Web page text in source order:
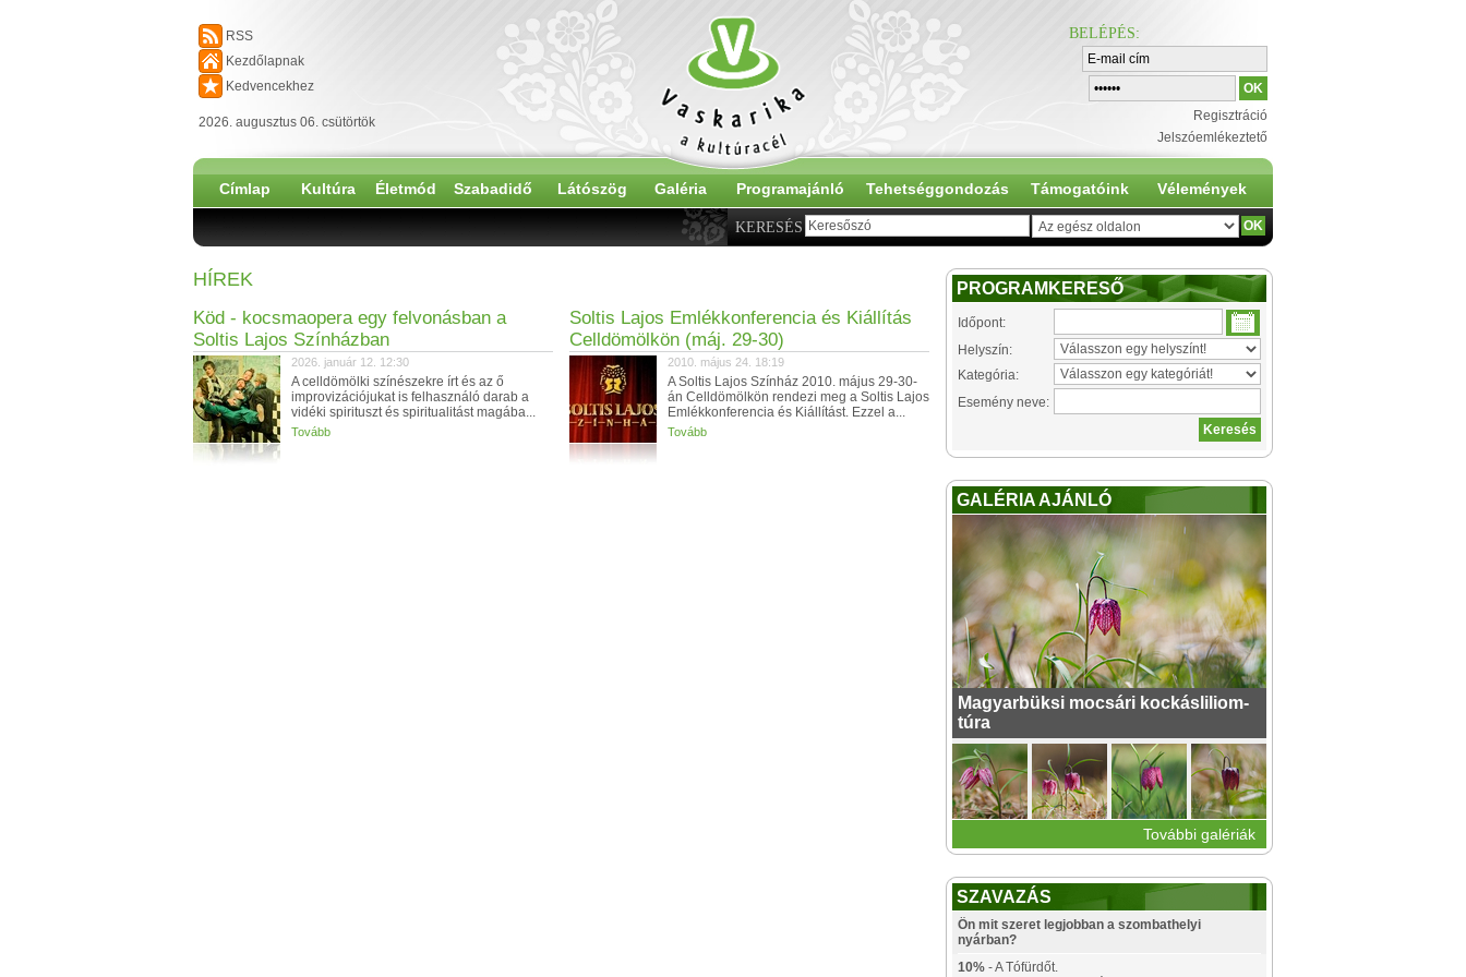
RSS
Kezdőlapnak
Kedvencekhez
2026. augusztus 06. csütörtök
BELÉPÉS:
Regisztráció
Jelszóemlékeztető
Címlap Kultúra Életmód Szabadidő Látószög Galéria Programajánló Tehetséggondozás Támogatóink Vélemények
KERESÉS
HÍREK
Köd - kocsmaopera egy felvonásban a
Soltis Lajos Színházban
2026. január 12. 12:30
A celldömölki színészekre írt és az ő
improvizációjukat is felhasználó darab a
vidéki spirituszt és spiritualitást magába...
Tovább
Soltis Lajos Emlékkonferencia és Kiállítás
Celldömölkön (máj. 29-30)
2010. május 24. 18:19
A Soltis Lajos Színház 2010. május 29-30-
án Celldömölkön rendezi meg a Soltis Lajos
Emlékkonferencia és Kiállítást. Ezzel a...
Tovább
PROGRAMKERESŐ
Időpont:
Helyszín:
Kategória:
Esemény neve:
GALÉRIA AJÁNLÓ
Magyarbüksi mocsári kockásliliom-
túra
További galériák
SZAVAZÁS
Ön mit szeret legjobban a szombathelyi
nyárban?
10% - A Tófürdőt.